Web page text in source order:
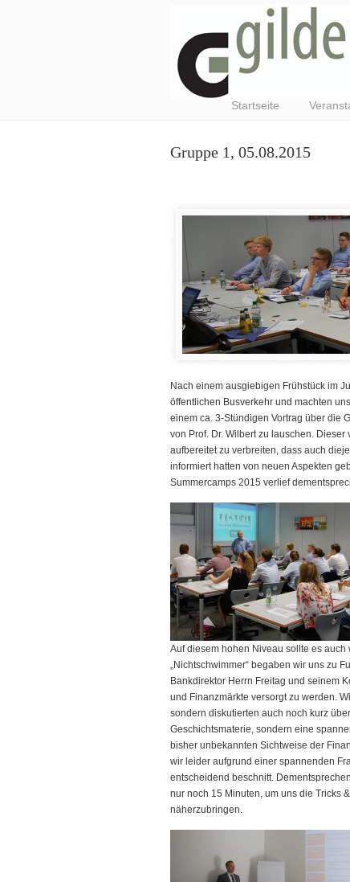
Startseite
Gruppe 1, 05.08.2015
Nach einem ausgiebigen Frühstück im
öffentlichen Busverkehr und machten
einem ca. 3-Stündigen Vortrag über die
von Prof. Dr. Wilbert zu lauschen.
aufbereitet zu verbreiten, dass auch
informiert hatten von neuen Aspekten
Summercamps 2015 verlief
Auf diesem hohen Niveau sollte es
„Nichtschwimmer“ begaben wir uns zu
Bankdirektor Herrn Freitag und seinem
und Finanzmärkte versorgt zu werden.
sondern diskutierten auch noch kurz
Geschichtsmaterie, sondern eine
bisher unbekannten Sichtweise der
wir leider aufgrund einer spannenden
entscheidend beschnitt.
nur noch 15 Minuten, um uns die Tricks
näherzubringen.